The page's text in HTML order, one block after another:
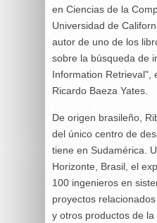
en Ciencias de la
Universidad de
autor de uno de los
sobre la búsqueda de
Information Retrieval",
Ricardo Baeza Yates.
De origen brasileño,
del único centro de
tiene en Sudamérica.
Horizonte, Brasil, el
100 ingenieros en
proyectos
y otros productos de